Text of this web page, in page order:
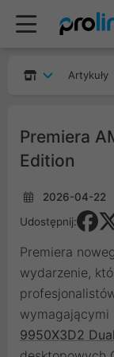
Artykuły
Premiera
Edition
2026-04-22
Udostępnij:
Premiera
wydarzenie,
wymagającymi
9950X3D2